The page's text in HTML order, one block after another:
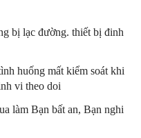
bị lạc đường. thiết bị đinh
huống mất kiểm soát khi
vi theo doi
làm Bạn bất an, Bạn nghi